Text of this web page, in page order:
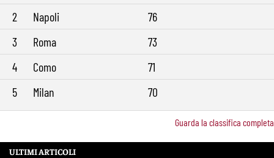
2
Napoli
76
3
Roma
73
4
Como
71
5
Milan 70
Guarda la classifica completa
ULTIMI ARTICOLI